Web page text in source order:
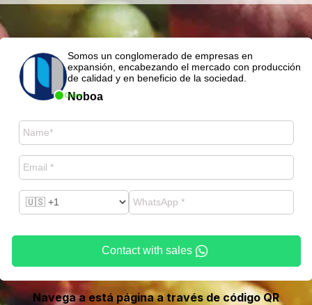
Online
Somos un conglomerado de empresas en
expansión, encabezando el mercado con producción
de calidad y en beneficio de la sociedad.
Noboa
Contact with sales
Navega a está página a través de código QR